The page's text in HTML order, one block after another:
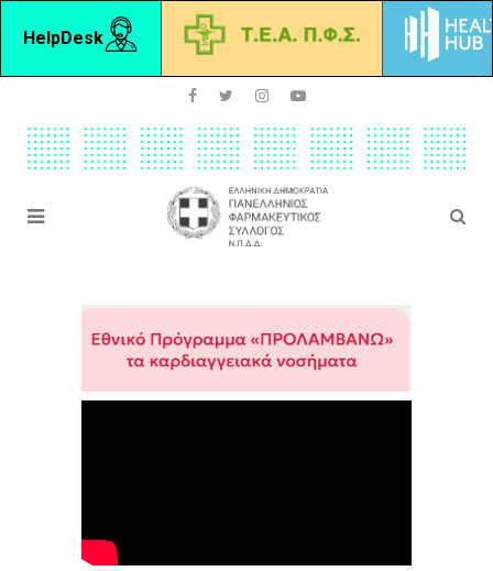
HelpDesk